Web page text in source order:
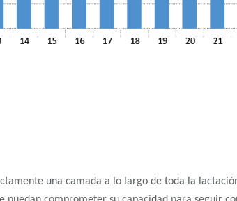
una camada a lo largo de toda la